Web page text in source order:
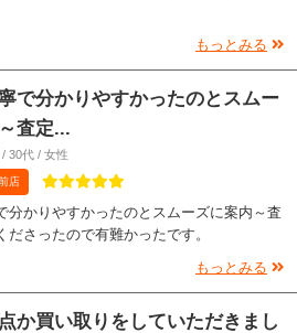
もっとみる
で分かりやすかったのとスムー
査定...
30代 / 女性
店
分かりやすかったのとスムーズに案内～査
ださったので有難かったです。
もっとみる
か買い取りをしていただきまし